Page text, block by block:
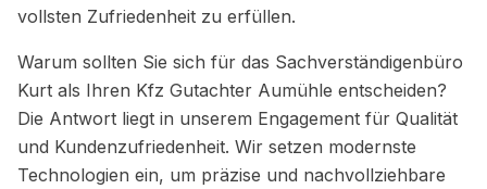
vollsten Zufriedenheit zu erfüllen.
Warum sollten Sie sich für das Sachverständigenbüro
Kurt als Ihren Kfz Gutachter Aumühle entscheiden?
Die Antwort liegt in unserem Engagement für Qualität
und Kundenzufriedenheit. Wir setzen modernste
Technologien ein, um präzise und nachvollziehbare